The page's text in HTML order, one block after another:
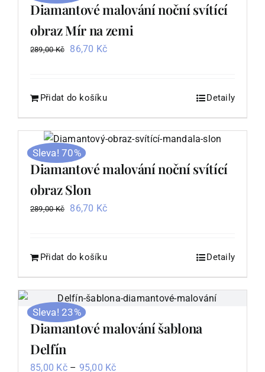
Diamantové malování noční svítící
obraz Mír na zemi
289,00Kč
Původní
289,00 Kč.
86,70 KčAktuální
86,70 Kč.
Přidat do košíku Detaily
Sleva! 70%
Diamantové malování noční svítící
obraz Slon
289,00Kč
Původní
289,00 Kč.
86,70 KčAktuální
86,70 Kč.
Přidat do košíku Detaily
Sleva! 23%
Diamantové malování šablona
Delfín
85,00 Kč – 95,00 KčRozpětí